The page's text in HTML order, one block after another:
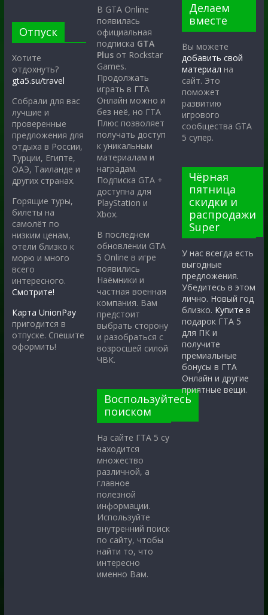
Отпуск
Хотите
отдохнуть?
gta5.su/travel
Собрали для вас
лучшие и
проверенные
предложения для
отдыха в России,
Турции, Египте,
ОАЭ, Таиланде и
других странах.
Горящие туры,
билеты на
самолёт по
низким ценам,
отели близко к
морю и много
всего
интересного.
Смотрите!
Карта UnionPay
пригодится в
отпуске. Спешите
оформить!
В GTA Online
появилась
официальная
подписка GTA
Plus от Rockstar
Games.
Продолжать
играть в ГТА
Онлайн можно и
без неё, но ГТА
Плюс позволяет
получать доступ
к уникальным
материалам и
наградам.
Подписка GTA +
доступна для
PlayStation и
Xbox.
В последнем
обновлении GTA
5 Online в игре
появились
Наёмники и
частная военная
компания. Вам
предстоит
выбрать сторону
и разобраться с
возросшей силой
ЧВК.
Воспользуйтесь
поиском
На сайте ГТА 5 су
находится
множество
различной, а
главное
полезной
информации.
Используйте
внутренний поиск
по сайту, чтобы
найти то, что
интересно
именно Вам.
Делаем
вместе
Вы можете
добавить свой
материал на
сайт. Это
поможет
развитию
игрового
сообщества GTA
5 супер.
Чёрная
пятница
скидки и
распродажи
Super
У нас всегда есть
выгодные
предложения.
Убедитесь в этом
лично. Новый год
близко. Купите в
подарок ГТА 5
для ПК и
получите
премиальные
бонусы в ГТА
Онлайн и другие
приятные вещи.